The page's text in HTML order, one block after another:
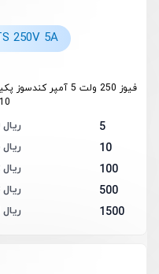
250V 5A
فیوز 250 ولت 5 آمپر کندسوز پکیج 2410
5 95,520 ریال
10 92,336 ریال
100 89,152 ریال
500 85,968 ریال
1500 83,421 ریال